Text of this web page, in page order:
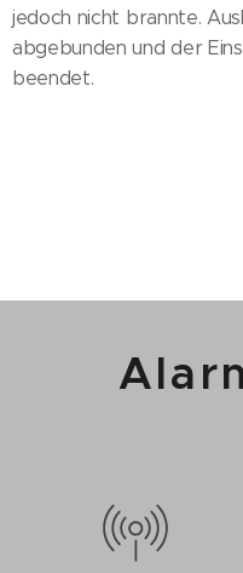
jedoch nicht brannte.
abgebunden und der
beendet.